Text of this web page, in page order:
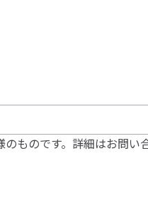
ものです。詳細はお問い